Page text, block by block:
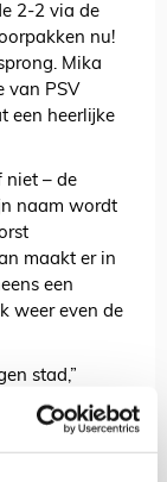
2-2 via de
nu!
Mika
van PSV
een heerlijke
niet – de
naam wordt
maakt er in
een
weer even de
stad,”
“Nog even